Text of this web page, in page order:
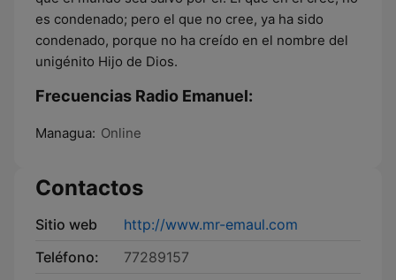
es condenado; pero el que no cree, ya ha sido
condenado, porque no ha creído en el nombre del
unigénito Hijo de Dios.
Frecuencias Radio Emanuel:
Managua: Online
Contactos
Sitio web
http://www.mr-emaul.com
Teléfono:
77289157